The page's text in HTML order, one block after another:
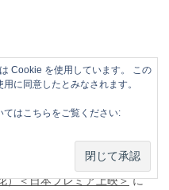
獄 – どがちゃがHONG
）＜日本プレミア上映＞に
Cookie を使用しています。 この
に同意したとみなされます。
はこちらをご覧ください: